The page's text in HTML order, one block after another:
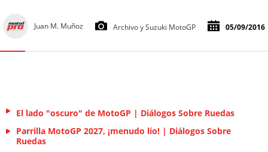
Juan M. Muñoz Archivo y Suzuki MotoGP 05/09/2016
El lado "oscuro" de MotoGP | Diálogos Sobre Ruedas
Parrilla MotoGP 2027, ¡menudo lío! | Diálogos Sobre
Ruedas